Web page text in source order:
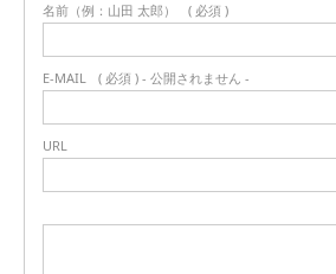
名前（例：山田 太郎） ( 必須 )
E-MAIL ( 必須 ) - 公開されません -
URL